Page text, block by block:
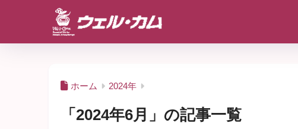
ホーム 2024年
「2024年6月」の記事一覧